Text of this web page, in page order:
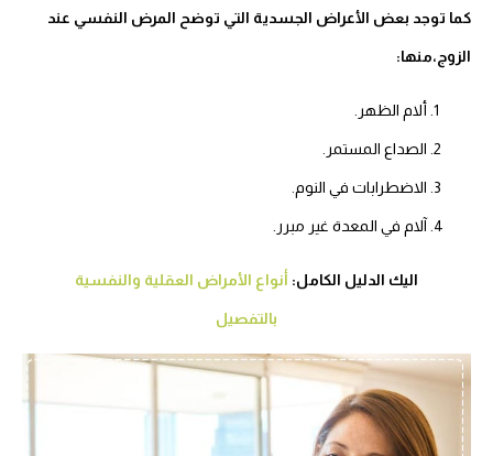
كما توجد بعض الأعراض الجسدية التي توضح المرض النفسي عند
الزوج،منها:
ألام الظهر.
الصداع المستمر.
الاضطرابات في النوم.
آلام في المعدة غير مبرر.
اليك الدليل الكامل: أنواع الأمراض العقلية والنفسية
بالتفصيل